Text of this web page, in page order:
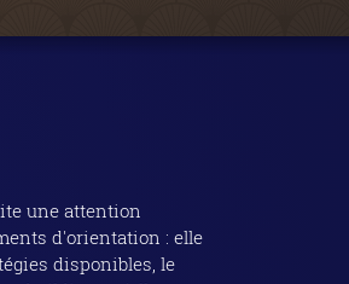
une attention
d'orientation : elle